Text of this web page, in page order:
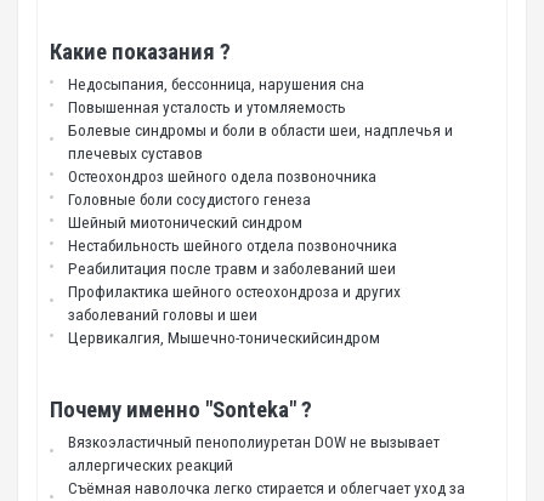
Какие показания ?
Недосыпания, бессонница, нарушения сна
Повышенная усталость и утомляемость
Болевые синдромы и боли в области шеи, надплечья и
плечевых суставов
Остеохондроз шейного одела позвоночника
Головные боли сосудистого генеза
Шейный миотонический синдром
Нестабильность шейного отдела позвоночника
Реабилитация после травм и заболеваний шеи
Профилактика шейного остеохондроза и других
заболеваний головы и шеи
Цервикалгия, Мышечно-тоническийсиндром
Почему именно "Sonteka" ?
Вязкоэластичный пенополиуретан DOW не вызывает
аллергических реакций
Съёмная наволочка легко стирается и облегчает уход за